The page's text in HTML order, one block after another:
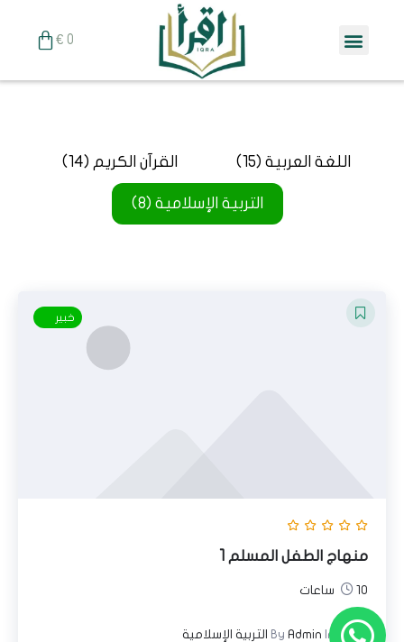
€ 0
Cart
اللغة العربية (15) القرآن الكريم (14)
التربية الإسلامية (8)
خبير
منهاج الطفل المسلم 1
10 ساعات
By Admin In التربية الإسلامية